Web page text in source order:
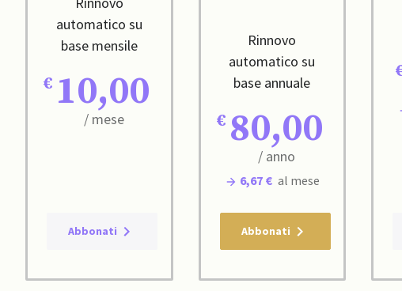
automatico su
base mensile
10,00
/ mese
Abbonati
Rinnovo
automatico su
base annuale
80,00
/ anno
6,67 € al mese
Abbonati